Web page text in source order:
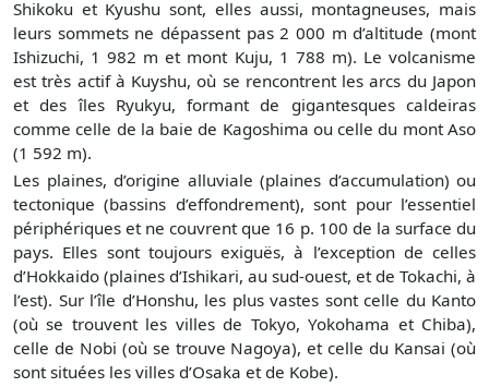
Shikoku et Kyushu sont, elles aussi, montagneuses, mais
leurs sommets ne dépassent pas 2 000 m d’altitude (mont
Ishizuchi, 1 982 m et mont Kuju, 1 788 m). Le volcanisme
est très actif à Kuyshu, où se rencontrent les arcs du Japon
et des îles Ryukyu, formant de gigantesques caldeiras
comme celle de la baie de Kagoshima ou celle du mont Aso
(1 592 m).
Les plaines, d’origine alluviale (plaines d’accumulation) ou
tectonique (bassins d’effondrement), sont pour l’essentiel
périphériques et ne couvrent que 16 p. 100 de la surface du
pays. Elles sont toujours exiguës, à l’exception de celles
d’Hokkaido (plaines d’Ishikari, au sud-ouest, et de Tokachi, à
l’est). Sur l’île d’Honshu, les plus vastes sont celle du Kanto
(où se trouvent les villes de Tokyo, Yokohama et Chiba),
celle de Nobi (où se trouve Nagoya), et celle du Kansai (où
sont situées les villes d’Osaka et de Kobe).